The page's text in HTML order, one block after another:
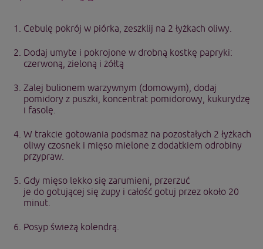
Cebulę pokrój w piórka, zeszklij na 2 łyżkach oliwy.
Dodaj umyte i pokrojone w drobną kostkę papryki:
czerwoną, zieloną i żółtą
Zalej bulionem warzywnym (domowym), dodaj
pomidory z puszki, koncentrat pomidorowy, kukurydzę
i fasolę.
W trakcie gotowania podsmaż na pozostałych 2 łyżkach
oliwy czosnek i mięso mielone z dodatkiem odrobiny
przypraw.
Gdy mięso lekko się zarumieni, przerzuć
je do gotującej się zupy i całość gotuj przez około 20
minut.
Posyp świeżą kolendrą.